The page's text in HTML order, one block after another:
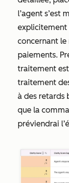
l’agent s’est
explicitement
concernant
paiements.
traitement
traitement
à des retards
que la
préviendrai